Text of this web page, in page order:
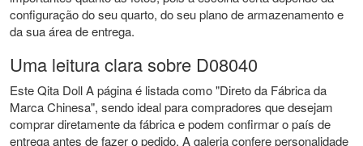
configuração do seu quarto, do seu plano de armazenamento e
da sua área de entrega.
Uma leitura clara sobre D08040
Este Qita Doll A página é listada como "Direto da Fábrica da
Marca Chinesa", sendo ideal para compradores que desejam
comprar diretamente da fábrica e podem confirmar o país de
entrega antes de fazer o pedido. A galeria confere personalidade